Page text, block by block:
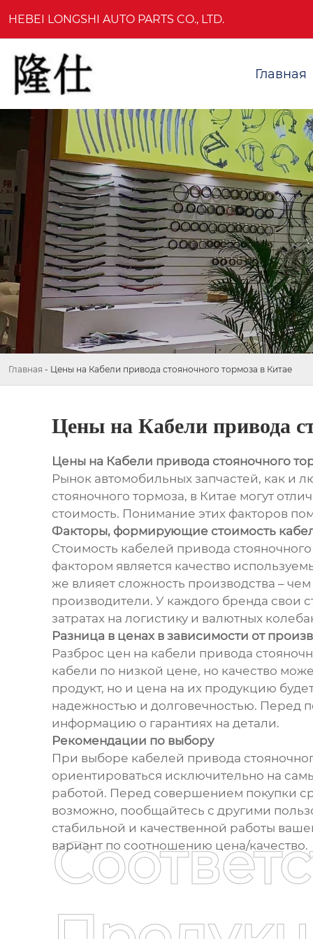
HEBEI LONGSHI AUTO PARTS CO., LTD.
Главная
Главная - Цены на Кабели привода стояночного тормоза в Китае
Цены на Кабели привода
Цены на Кабели привода стояночного
Рынок автомобильных запчастей, как и
стояночного тормоза, в Китае могут
стоимость. Понимание этих факторов
Факторы, формирующие стоимость
Стоимость кабелей привода
фактором является качество
же влияет сложность производства –
производители. У каждого бренда свои
затратах на логистику и валютных
Разница в ценах в зависимости от
Разброс цен на кабели привода
кабели по низкой цене, но качество
продукт, но и цена на их продукцию
надежностью и долговечностью. Перед
информацию о гарантиях на детали.
Рекомендации по выбору
При выборе кабелей привода
ориентироваться исключительно на
работой. Перед совершением покупки
возможно, пообщайтесь с другими
стабильной и качественной работы
вариант по соотношению цена/качество.